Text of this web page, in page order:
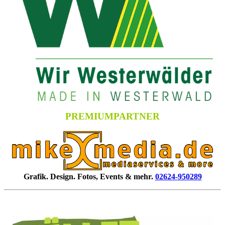
PREMIUMPARTNER
Grafik. Design. Fotos, Events & mehr. 02624-950289